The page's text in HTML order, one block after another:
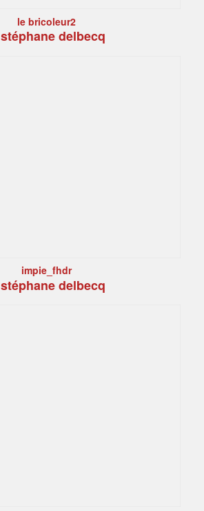
le bricoleur2
stéphane delbecq
impie_fhdr
stéphane delbecq